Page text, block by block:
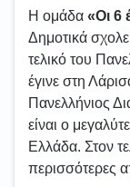
Η ομάδα «Οι 6
Δημοτικά
τελικό του
έγινε στη
Πανελλήνιος
είναι ο
Ελλάδα. Στον
περισσότερες